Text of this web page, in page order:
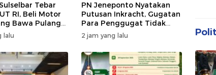
Tebar
RI, Beli Motor
Bawa Pulang
lalu
PN Jeneponto Nyatakan
Putusan Inkracht, Gugatan
Para Penggugat Tidak
Dapat Diterima “Ditolak”
2 jam yang lalu